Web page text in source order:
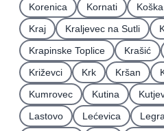
Korenica
Kornati Koška
Kraj
Kraljevec na Sutli
Krapinske Toplice
Krašić
Križevci
Krk Kršan
Kumrovec
Kutina
Lastovo
Lećevica